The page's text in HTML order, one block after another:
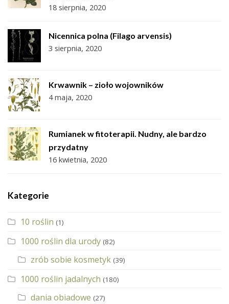
18 sierpnia, 2020
Nicennica polna (Filago arvensis)
3 sierpnia, 2020
Krwawnik – zioło wojowników
4 maja, 2020
Rumianek w fitoterapii. Nudny, ale bardzo
przydatny
16 kwietnia, 2020
Kategorie
10 roślin (1)
1000 roślin dla urody (82)
zrób sobie kosmetyk (39)
1000 roślin jadalnych (180)
dania obiadowe (27)